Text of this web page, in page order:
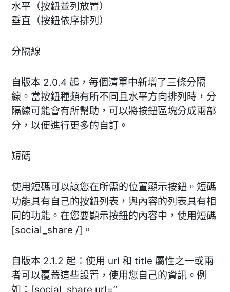
水平（按鈕並列放置）
垂直（按鈕依序排列）
分隔線
自版本 2.0.4 起，每個清單中新增了三條分隔
線。當按鈕種類有所不同且水平方向排列時，分
隔線可能會有所幫助，可以將按鈕區塊分成兩部
分，以便進行更多的自訂。
短碼
使用短碼可以讓您在所需的位置顯示按鈕。短碼
功能具有自己的按鈕列表，與內容的列表具有相
同的功能。在您要顯示按鈕的內容中，使用短碼
[social_share /]。
自版本 2.1.2 起：使用 url 和 title 屬性之一或兩
者可以覆蓋這些設置，使用您自己的資訊。例